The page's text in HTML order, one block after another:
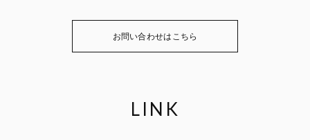
お問い合わせはこちら
LINK